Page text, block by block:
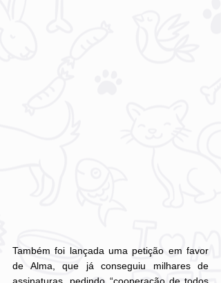
Também foi lançada uma petição em favor
de Alma, que já conseguiu milhares de
assinaturas, pedindo “cooperação de todos